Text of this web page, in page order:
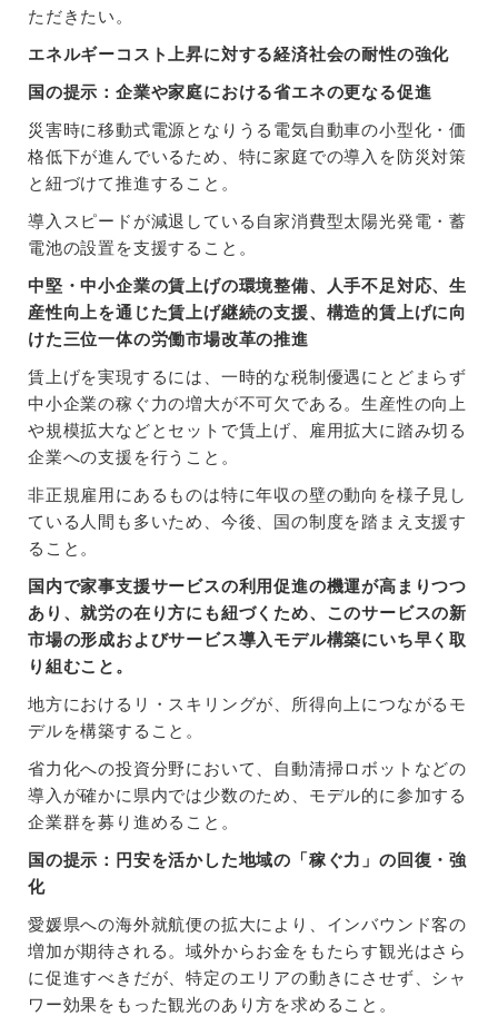
ただきたい。
エネルギーコスト上昇に対する経済社会の耐性の強化
国の提示：企業や家庭における省エネの更なる促進
災害時に移動式電源となりうる電気自動車の小型化・価
格低下が進んでいるため、特に家庭での導入を防災対策
と紐づけて推進すること。
導入スピードが減退している自家消費型太陽光発電・蓄
電池の設置を支援すること。
中堅・中小企業の賃上げの環境整備、人手不足対応、生
産性向上を通じた賃上げ継続の支援、構造的賃上げに向
けた三位一体の労働市場改革の推進
賃上げを実現するには、一時的な税制優遇にとどまらず
中小企業の稼ぐ力の増大が不可欠である。生産性の向上
や規模拡大などとセットで賃上げ、雇用拡大に踏み切る
企業への支援を行うこと。
非正規雇用にあるものは特に年収の壁の動向を様子見し
ている人間も多いため、今後、国の制度を踏まえ支援す
ること。
国内で家事支援サービスの利用促進の機運が高まりつつ
あり、就労の在り方にも紐づくため、このサービスの新
市場の形成およびサービス導入モデル構築にいち早く取
り組むこと。
地方におけるリ・スキリングが、所得向上につながるモ
デルを構築すること。
省力化への投資分野において、自動清掃ロボットなどの
導入が確かに県内では少数のため、モデル的に参加する
企業群を募り進めること。
国の提示：円安を活かした地域の「稼ぐ力」の回復・強
化
愛媛県への海外就航便の拡大により、インバウンド客の
増加が期待される。域外からお金をもたらす観光はさら
に促進すべきだが、特定のエリアの動きにさせず、シャ
ワー効果をもった観光のあり方を求めること。